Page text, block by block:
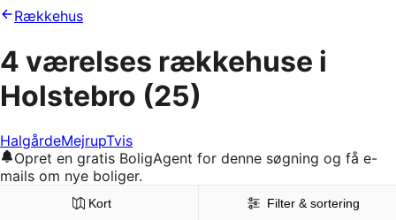
Rækkehus
4 værelses rækkehuse i
Holstebro (25)
HalgårdeMejrupTvis
Opret en gratis BoligAgent for denne søgning og få e-
mails om nye boliger.
Kort Filter & sortering